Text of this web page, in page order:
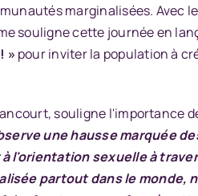
marginalisées. Avec
souligne cette journée en
» pour inviter la population à
souligne l'importance
une hausse marquée
l'orientation sexuelle à
partout dans le monde,